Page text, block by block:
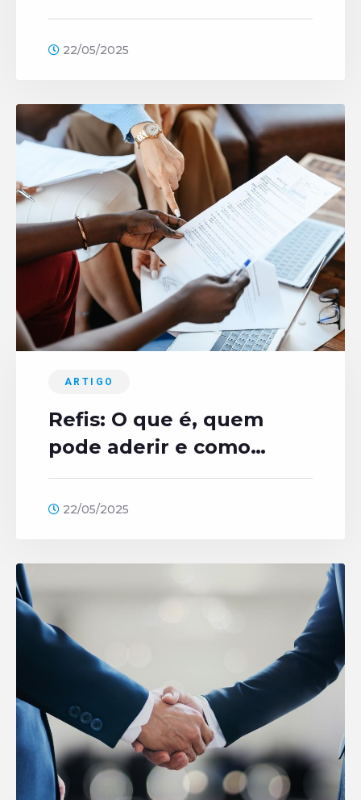
empresas: O que você
precisa saber.
22/05/2025
ARTIGO
Refis: O que é, quem
pode aderir e como
funciona?
22/05/2025